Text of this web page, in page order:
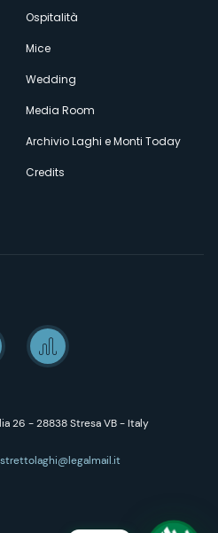
Ospitalità
Mice
Wedding
Media Room
Archivio Laghi e Monti Today
Credits
26 - 28838 Stresa VB - Italy